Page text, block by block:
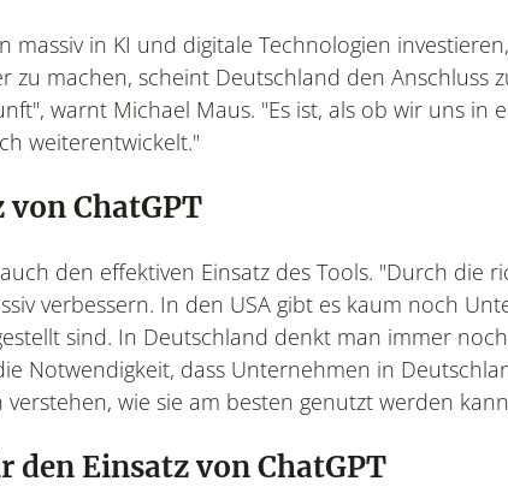
massiv in KI und digitale Technologien
zu machen, scheint Deutschland den Anschluss
warnt Michael Maus. "Es ist, als ob wir uns in
weiterentwickelt."
ChatGPT
den effektiven Einsatz des Tools. "Durch die
verbessern. In den USA gibt es kaum noch
sind. In Deutschland denkt man immer
Notwendigkeit, dass Unternehmen in
wie sie am besten genutzt werden
den Einsatz von ChatGPT